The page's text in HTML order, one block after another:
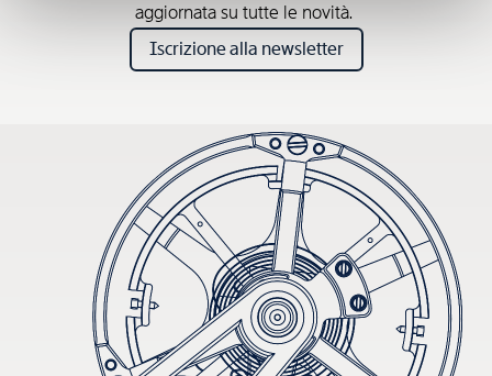
aggiornata su tutte le novità.
Iscrizione alla newsletter